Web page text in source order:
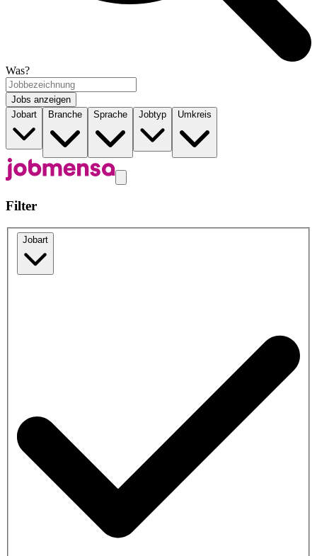
Was?
Jobs anzeigen
Jobart
Branche Sprache Jobtyp Umkreis
Filter
Jobart